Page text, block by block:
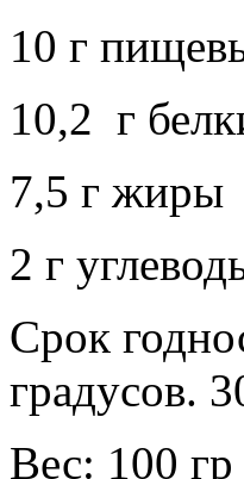
10 г
10,2 г
7,5 г жиры
2 г
Срок
градусов.
Вес: 100 гр